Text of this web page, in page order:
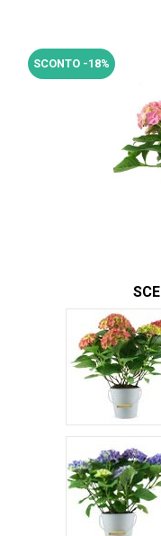
SCONTO -18%
Viola